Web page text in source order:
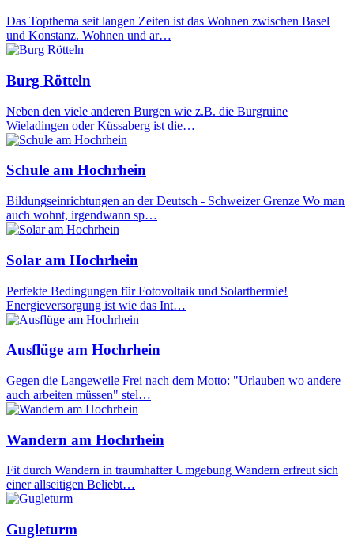
Das Topthema seit langen Zeiten ist das Wohnen zwischen Basel
und Konstanz. Wohnen und ar…
Burg Rötteln
Neben den viele anderen Burgen wie z.B. die Burgruine
Wieladingen oder Küssaberg ist die…
Schule am Hochrhein
Bildungseinrichtungen an der Deutsch - Schweizer Grenze Wo man
auch wohnt, irgendwann sp…
Solar am Hochrhein
Perfekte Bedingungen für Fotovoltaik und Solarthermie!
Energieversorgung ist wie das Int…
Ausflüge am Hochrhein
Gegen die Langeweile Frei nach dem Motto: "Urlauben wo andere
auch arbeiten müssen" stel…
Wandern am Hochrhein
Fit durch Wandern in traumhafter Umgebung Wandern erfreut sich
einer allseitigen Beliebt…
Gugleturm